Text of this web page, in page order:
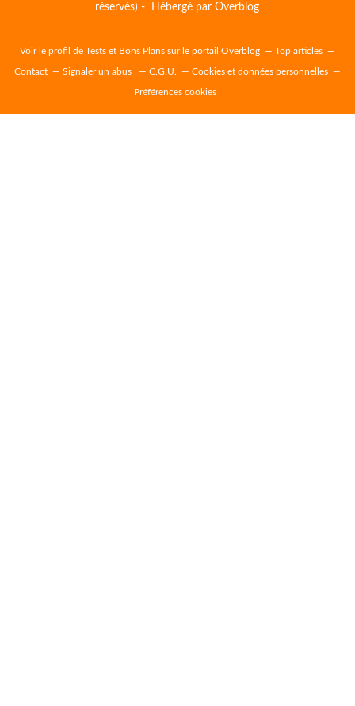
réservés) - Hébergé parOverblog
Voir le profil de Tests et Bons Plans sur le portail Overblog Top articles
Contact Signaler un abus C.G.U. Cookies et données personnelles
Préférences cookies